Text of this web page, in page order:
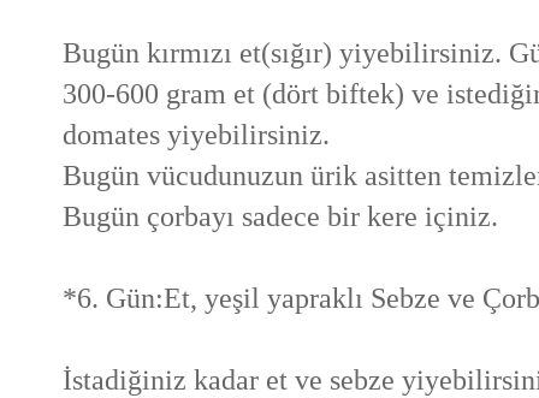
Bugün kırmızı et(sığır) yiyebilirsiniz.
300-600 gram et (dört biftek) ve
domates yiyebilirsiniz.
Bugün vücudunuzun ürik asitten
Bugün çorbayı sadece bir kere içiniz.
*6. Gün:Et, yeşil yapraklı Sebze ve
İstadiğiniz kadar et ve sebze